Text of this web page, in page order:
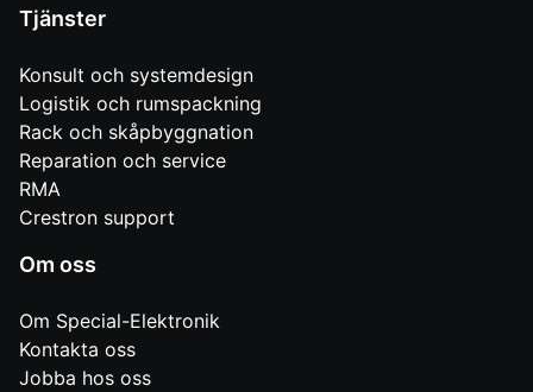
Tjänster
Konsult och systemdesign
Logistik och rumspackning
Rack och skåpbyggnation
Reparation och service
RMA
Crestron support
Om oss
Om Special-Elektronik
Kontakta oss
Jobba hos oss